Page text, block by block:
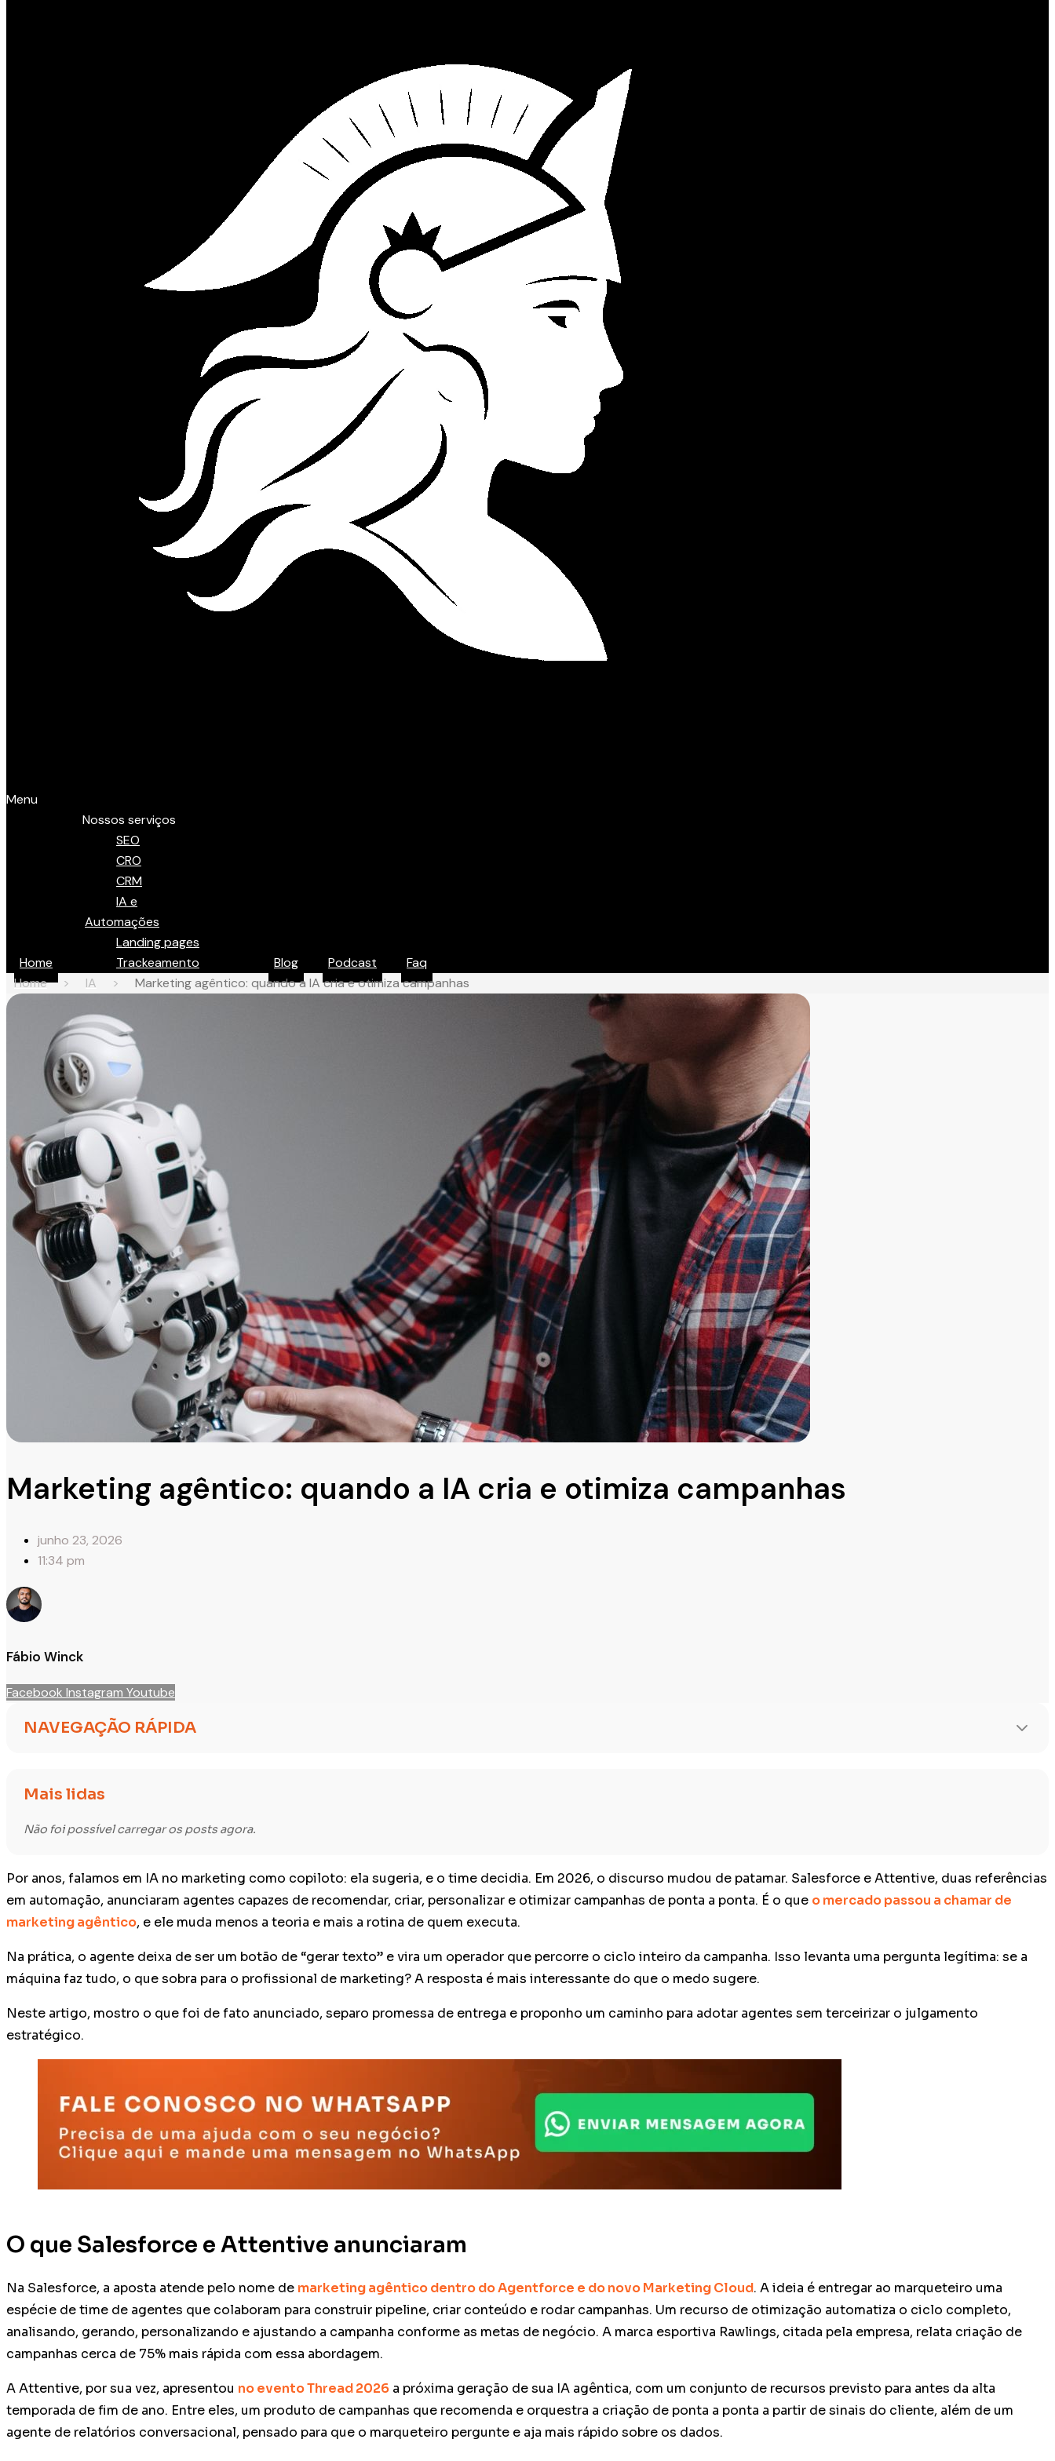
Menu
Home
Nossos serviços
SEO
CRO
CRM
IA e
Automações
Landing pages
Trackeamento
Blog Podcast
Faq
Home
> IA > Marketing agêntico: quando a IA cria e otimiza campanhas
Marketing agêntico: quando a IA cria e otimiza campanhas
junho 23, 2026
11:34 pm
Fábio Winck
Facebook Instagram Youtube
NAVEGAÇÃO RÁPIDA
Mais lidas
Não foi possível carregar os posts agora.
Por anos, falamos em IA no marketing como copiloto: ela sugeria, e o time decidia. Em 2026, o discurso mudou de patamar. Salesforce e Attentive, duas referências
em automação, anunciaram agentes capazes de recomendar, criar, personalizar e otimizar campanhas de ponta a ponta. É o que o mercado passou a chamar de
marketing agêntico, e ele muda menos a teoria e mais a rotina de quem executa.
Na prática, o agente deixa de ser um botão de “gerar texto” e vira um operador que percorre o ciclo inteiro da campanha. Isso levanta uma pergunta legítima: se a
máquina faz tudo, o que sobra para o profissional de marketing? A resposta é mais interessante do que o medo sugere.
Neste artigo, mostro o que foi de fato anunciado, separo promessa de entrega e proponho um caminho para adotar agentes sem terceirizar o julgamento
estratégico.
O que Salesforce e Attentive anunciaram
Na Salesforce, a aposta atende pelo nome de marketing agêntico dentro do Agentforce e do novo Marketing Cloud. A ideia é entregar ao marqueteiro uma
espécie de time de agentes que colaboram para construir pipeline, criar conteúdo e rodar campanhas. Um recurso de otimização automatiza o ciclo completo,
analisando, gerando, personalizando e ajustando a campanha conforme as metas de negócio. A marca esportiva Rawlings, citada pela empresa, relata criação de
campanhas cerca de 75% mais rápida com essa abordagem.
A Attentive, por sua vez, apresentou no evento Thread 2026 a próxima geração de sua IA agêntica, com um conjunto de recursos previsto para antes da alta
temporada de fim de ano. Entre eles, um produto de campanhas que recomenda e orquestra a criação de ponta a ponta a partir de sinais do cliente, além de um
agente de relatórios conversacional, pensado para que o marqueteiro pergunte e aja mais rápido sobre os dados.